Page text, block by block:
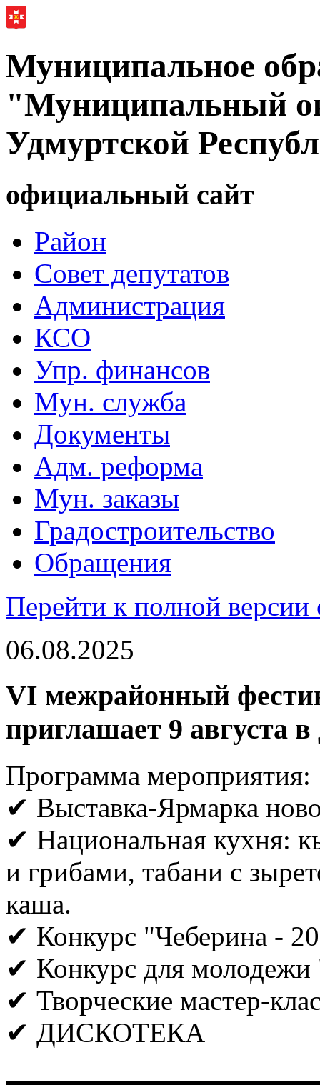
Муниципальное
"Муниципальный
Удмуртской
официальный сайт
Район
Совет депутатов
Администрация
КСО
Упр. финансов
Мун. служба
Документы
Адм. реформа
Мун. заказы
Градостроительство
Обращения
Перейти к полной версии
06.08.2025
VI межрайонный
приглашает 9 августа
Программа мероприятия:
✔ Выставка-Ярмарка
✔ Национальная кухня:
и грибами, табани с
каша.
✔ Конкурс "Чеберина -
✔ Конкурс для молодежи
✔ Творческие мастер-
✔ ДИСКОТЕКА